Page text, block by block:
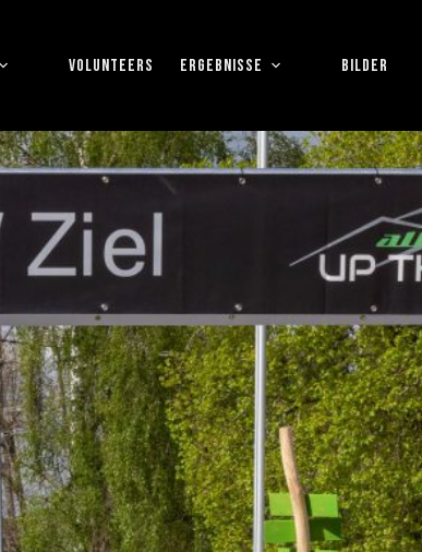
VOLUNTEERS ERGEBNISSE BILDER